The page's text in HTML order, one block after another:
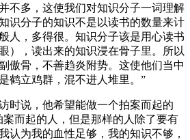
不多，这使我们对知识分子一词理解
识分子的知识不是以读书的数量来计
人，多得很。知识分子该是用心读书
），读出来的知识浸在骨子里。所以
傲骨，不善趋炎附势。这使他们当中
鹤立鸡群，混不进人堆里。”
时说，他希望能做一个拍案而起的
案而起的人，但是那样的人除了要有
认为我的血性足够，我的知识不够，